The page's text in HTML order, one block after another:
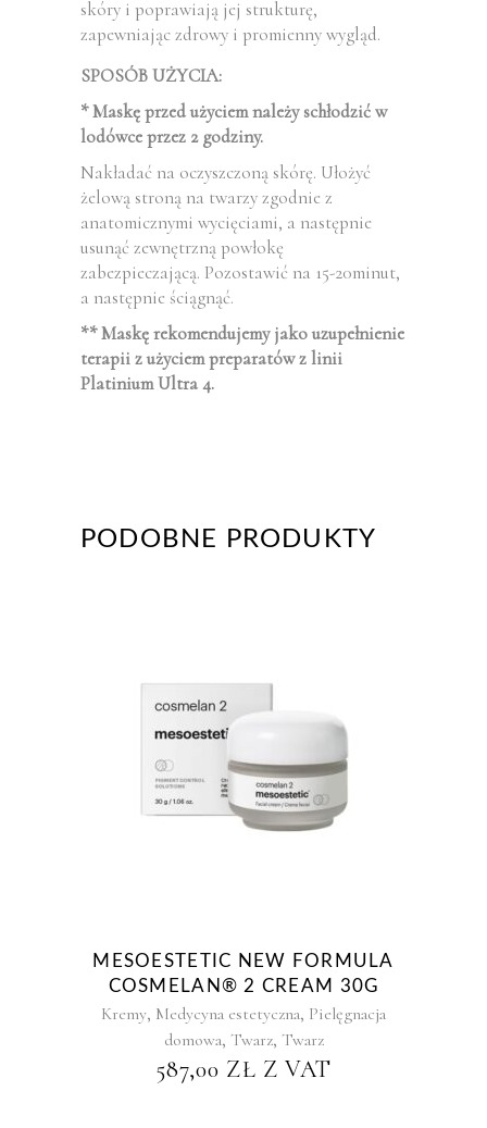
skóry i poprawiają jej strukturę,
zapewniając zdrowy i promienny wygląd.
SPOSÓB UŻYCIA:
* Maskę przed użyciem należy schłodzić w
lodówce przez 2 godziny.
Nakładać na oczyszczoną skórę. Ułożyć
żelową stroną na twarzy zgodnie z
anatomicznymi wycięciami, a następnie
usunąć zewnętrzną powłokę
zabezpieczającą. Pozostawić na 15-20minut,
a następnie ściągnąć.
** Maskę rekomendujemy jako uzupełnienie
terapii z użyciem preparatów z linii
Platinium Ultra 4.
PODOBNE PRODUKTY
MESOESTETIC NEW FORMULA
COSMELAN® 2 CREAM 30G
Kremy, Medycyna estetyczna, Pielęgnacja
domowa, Twarz, Twarz
587,00 ZŁ Z VAT